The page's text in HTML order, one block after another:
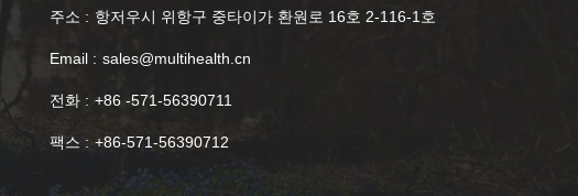
주소 : 항저우시 위항구 중타이가 환원로 16호 2-116-1호
Email : sales@multihealth.cn
전화 : +86 -571-56390711
팩스 : +86-571-56390712